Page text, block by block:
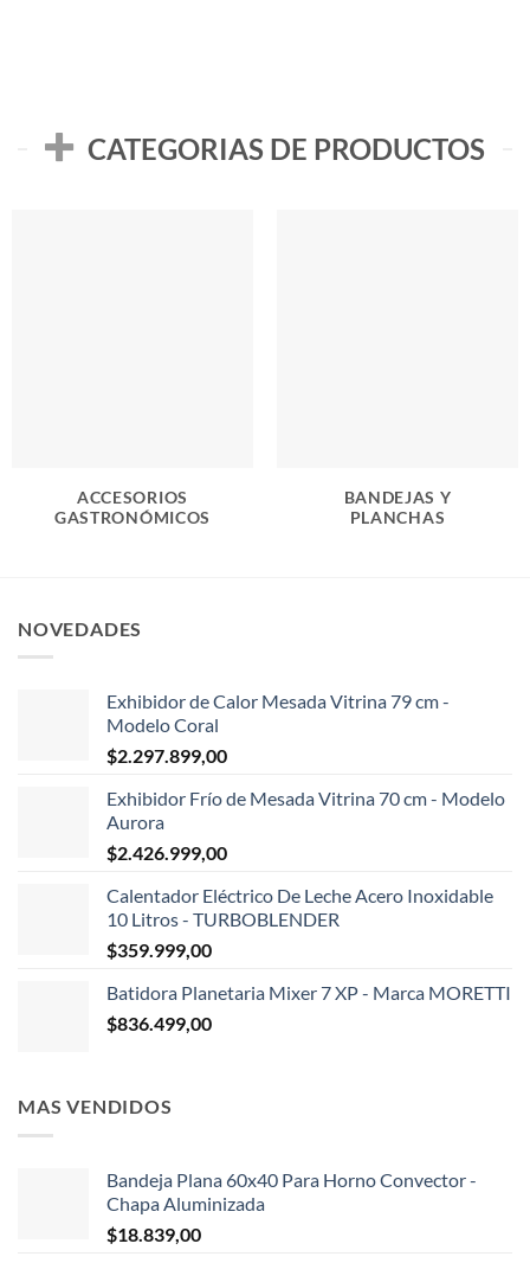
CATEGORIAS DE PRODUCTOS
ACCESORIOS
GASTRONÓMICOS
BANDEJAS Y
PLANCHAS
NOVEDADES
Exhibidor de Calor Mesada Vitrina 79 cm -
Modelo Coral
$2.297.899,00
Exhibidor Frío de Mesada Vitrina 70 cm - Modelo
Aurora
$2.426.999,00
Calentador Eléctrico De Leche Acero Inoxidable
10 Litros - TURBOBLENDER
$359.999,00
Batidora Planetaria Mixer 7 XP - Marca MORETTI
$836.499,00
MAS VENDIDOS
Bandeja Plana 60x40 Para Horno Convector -
Chapa Aluminizada
$18.839,00